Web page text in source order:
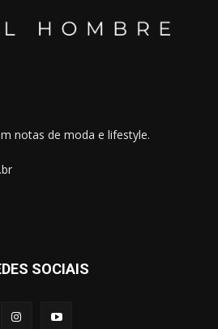
notas de moda e lifestyle.
SOCIAIS